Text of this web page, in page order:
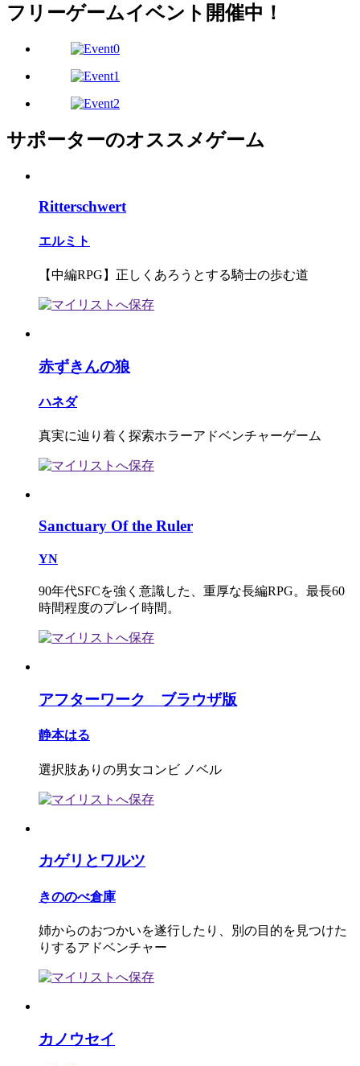
フリーゲームイベント開催中！
サポーターのオススメゲーム
Ritterschwert
エルミト
【中編RPG】正しくあろうとする騎士の歩む道
赤ずきんの狼
ハネダ
真実に辿り着く探索ホラーアドベンチャーゲーム
Sanctuary Of the Ruler
YN
90年代SFCを強く意識した、重厚な長編RPG。最長60
時間程度のプレイ時間。
アフターワーク ブラウザ版
静本はる
選択肢ありの男女コンビ ノベル
カゲリとワルツ
きののべ倉庫
姉からのおつかいを遂行したり、別の目的を見つけた
りするアドベンチャー
カノウセイ